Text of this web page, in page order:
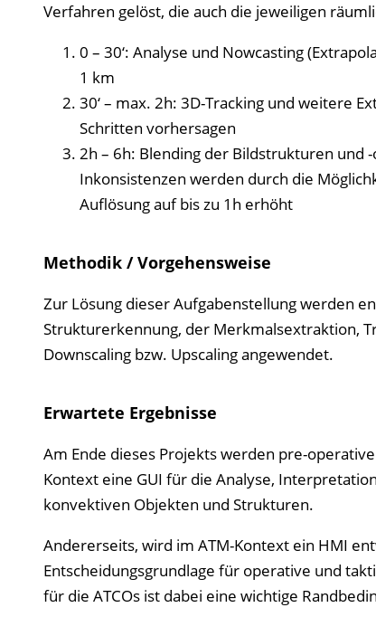
Verfahren gelöst, die auch die jeweiligen
0 – 30‘: Analyse und Nowcasting
1 km
30‘ – max. 2h: 3D-Tracking und weitere
Schritten vorhersagen
2h – 6h: Blending der Bildstrukturen und
Inkonsistenzen werden durch die
Auflösung auf bis zu 1h erhöht
Methodik / Vorgehensweise
Zur Lösung dieser Aufgabenstellung werden
Strukturerkennung, der Merkmalsextraktion,
Downscaling bzw. Upscaling angewendet.
Erwartete Ergebnisse
Am Ende dieses Projekts werden pre-
Kontext eine GUI für die Analyse,
konvektiven Objekten und Strukturen.
Andererseits, wird im ATM-Kontext ein HMI
Entscheidungsgrundlage für operative und
für die ATCOs ist dabei eine wichtige